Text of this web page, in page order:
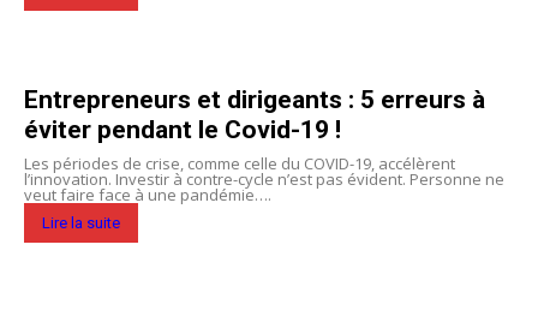
Entrepreneurs et dirigeants : 5 erreurs à
éviter pendant le Covid-19 !
Les périodes de crise, comme celle du COVID-19, accélèrent
l’innovation. Investir à contre-cycle n’est pas évident. Personne ne
veut faire face à une pandémie….
Lire la suite